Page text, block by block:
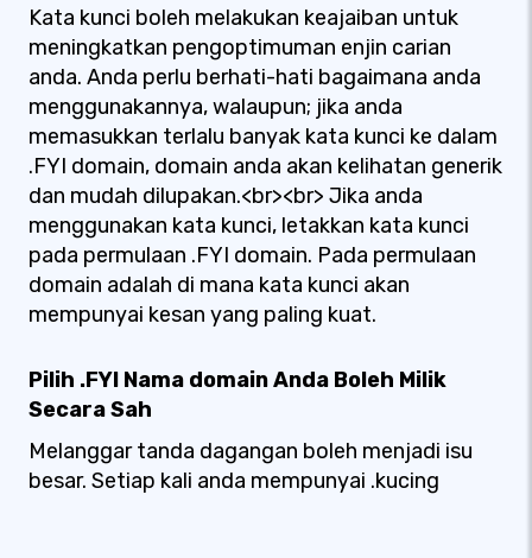
Kata kunci boleh melakukan keajaiban untuk
meningkatkan pengoptimuman enjin carian
anda. Anda perlu berhati-hati bagaimana anda
menggunakannya, walaupun; jika anda
memasukkan terlalu banyak kata kunci ke dalam
.FYI domain, domain anda akan kelihatan generik
dan mudah dilupakan.<br><br> Jika anda
menggunakan kata kunci, letakkan kata kunci
pada permulaan .FYI domain. Pada permulaan
domain adalah di mana kata kunci akan
mempunyai kesan yang paling kuat.
Pilih .FYI Nama domain Anda Boleh Milik
Secara Sah
Melanggar tanda dagangan boleh menjadi isu
besar. Setiap kali anda mempunyai .kucing